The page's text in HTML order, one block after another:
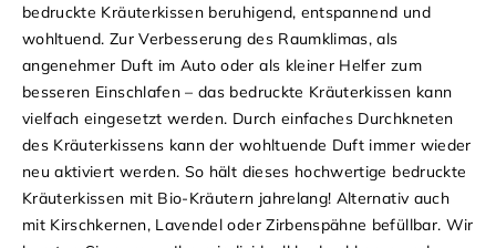
bedruckte Kräuterkissen beruhigend, entspannend und
wohltuend. Zur Verbesserung des Raumklimas, als
angenehmer Duft im Auto oder als kleiner Helfer zum
besseren Einschlafen – das bedruckte Kräuterkissen kann
vielfach eingesetzt werden. Durch einfaches Durchkneten
des Kräuterkissens kann der wohltuende Duft immer wieder
neu aktiviert werden. So hält dieses hochwertige bedruckte
Kräuterkissen mit Bio-Kräutern jahrelang! Alternativ auch
mit Kirschkernen, Lavendel oder Zirbenspähne befüllbar. Wir